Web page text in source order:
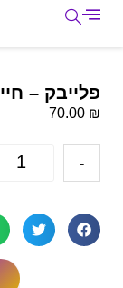
פלייבק –
70.00 ₪
-